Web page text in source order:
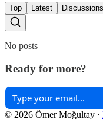
Top Latest Discussions
No posts
Ready for more?
© 2026 Ömer Moğultay ·